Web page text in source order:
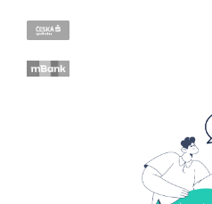
KYC (Know Your Customer)